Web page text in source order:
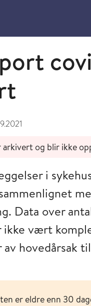
og blir ikke
i
Data over
ikke vært
hovedårsak
er eldre enn 30